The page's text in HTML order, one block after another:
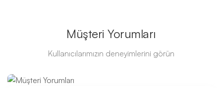
Müşteri Yorumları
Kullanıcılarımızın deneyimlerini görün